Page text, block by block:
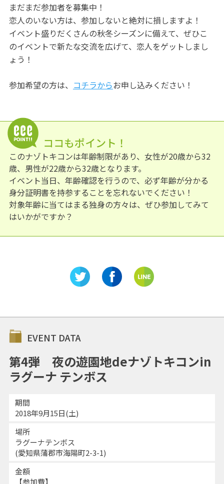
まだまだ参加者を募集中！
恋人のいない方は、参加しないと絶対に損しますよ！
イベント盛りだくさんの秋冬シーズンに備えて、ぜひこ
のイベントで新たな交流を広げて、恋人をゲットしまし
ょう！
参加希望の方は、 コチラからお申し込みください！
ココもポイント！
このナゾトキコンは年齢制限があり、女性が20歳から32
歳、男性が22歳から32歳となります。
イベント当日、年齢確認を行うので、必ず年齢が分かる
身分証明書を持参することを忘れないでください！
対象年齢に当てはまる独身の方々は、ぜひ参加してみて
はいかがですか？
EVENT DATA
第4弾 夜の遊園地deナゾトキコンin
ラグーナ テンボス
期間
2018年9月15日(土)
場所
ラグーナテンボス
(愛知県蒲郡市海陽町2-3-1)
金額
【参加費】